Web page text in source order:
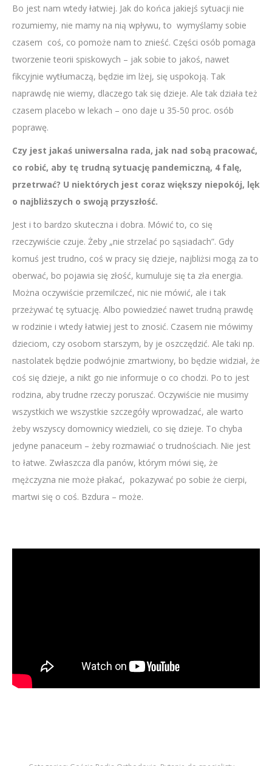
Bo jest nam wtedy łatwiej. Jak do końca jakiejś sytuacji nie
rozumiemy, nie mamy na nią wpływu, to wymyślamy sobie
czasem coś, co pomoże nam to znieść. Części osób pomaga
tworzenie teorii spiskowych – jak sobie to jakoś, nawet
fikcyjnie wytłumaczą, będzie im lżej, się uspokoją. Tak
naprawdę nie wiemy, dlaczego tak się dzieje. Ale tak działa też
czasem placebo w lekach – ono daje u 35-50 proc. osób
poprawę.
Czy jest jakaś uniwersalna rada, jak nad sobą pracować,
co robić, aby tę trudną sytuację pandemiczną, 4 falę,
przetrwać? U niektórych jest coraz większy niepokój, lęk
o najbliższych o swoją przyszłość.
Jest i to bardzo skuteczna i dobra. Mówić to, co się
rzeczywiście czuje. Żeby „nie strzelać po sąsiadach”. Gdy
komuś jest trudno, coś w pracy się dzieje, najbliżsi mogą za to
oberwać, bo pojawia się złość, kumuluje się ta zła energia.
Można oczywiście przemilczeć, nic nie mówić, ale i tak
przeżywać tę sytuację. Albo powiedzieć nawet trudną prawdę
w rodzinie i wtedy łatwiej jest to znosić. Czasem nie mówimy
dzieciom, czy osobom starszym, by je oszczędzić. Ale taki np.
nastolatek będzie podwójnie zmartwiony, bo będzie widział, że
coś się dzieje, a nikt go nie informuje o co chodzi. Po to jest
rodzina, aby trudne rzeczy poruszać. Oczywiście nie musimy
wszystkich we wszystkie szczegóły wprowadzać, ale warto
żeby wszyscy domownicy wiedzieli, co się dzieje. To chyba
jedyne panaceum – żeby rozmawiać o trudnościach. Nie jest
to łatwe. Zwłaszcza dla panów, którym mówi się, że
mężczyzna nie może płakać, pokazywać po sobie że cierpi,
martwi się o coś. Bzdura – może.